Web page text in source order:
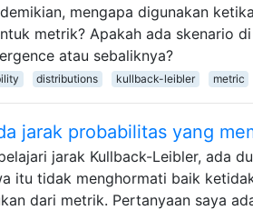
mengapa digunakan
metrik? Apakah ada skenario
atau sebaliknya?
distributions kullback-leibler metric
jarak probabilitas yang
jarak Kullback-Leibler, ada
itu tidak menghormati baik
dari metrik. Pertanyaan saya